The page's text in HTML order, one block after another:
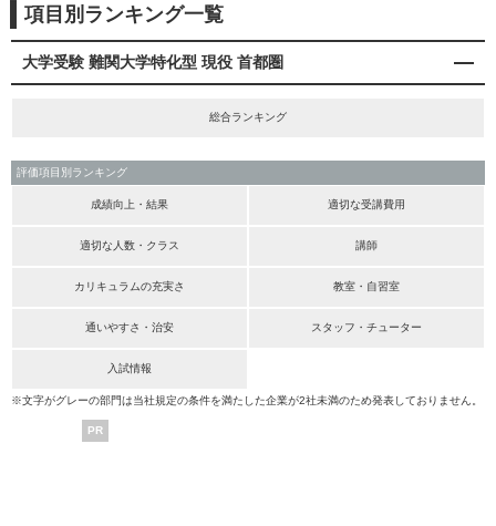
項目別ランキング一覧
大学受験 難関大学特化型 現役 首都圏
総合ランキング
評価項目別ランキング
成績向上・結果 適切な受講費用
適切な人数・クラス 講師
カリキュラムの充実さ 教室・自習室
通いやすさ・治安 スタッフ・チューター
入試情報
※文字がグレーの部門は当社規定の条件を満たした企業が2社未満のため発表しておりません。
PR